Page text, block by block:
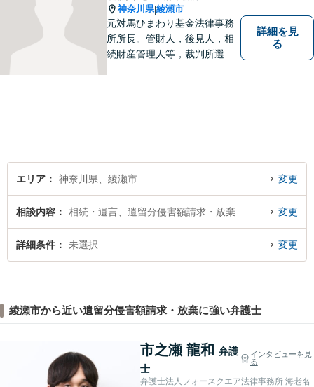
神奈川県|綾瀬市
元対馬ひまわり基金法律事務
所所長。管財人，後見人，相
続財産管理人等，裁判所選任
詳細を見
る
エリア 神奈川県、綾瀬市 変更
相談内容 相続・遺言、遺留分侵害額請求・放棄 変更
詳細条件 未選択 変更
綾瀬市から近い遺留分侵害額請求・放棄に強い弁護士
市之瀬 龍和 弁護
士
インタビューを見
る
弁護士法人フォースクエア法律事務所 海老名